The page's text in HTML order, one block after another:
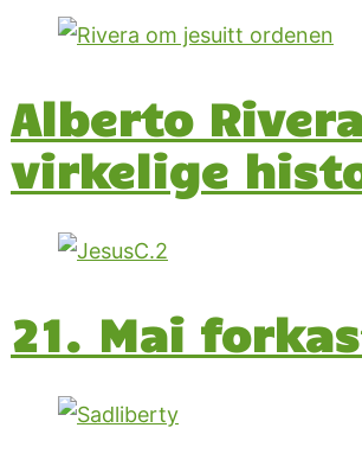
Alberto
virkelige
21. Mai